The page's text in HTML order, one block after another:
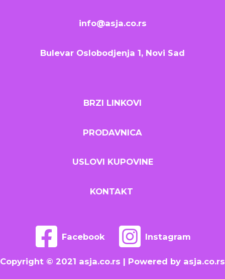
info@asja.co.rs
Bulevar Oslobodjenja 1, Novi Sad
BRZI LINKOVI
PRODAVNICA
USLOVI KUPOVINE
KONTAKT
Facebook Instagram
Copyright © 2021 asja.co.rs | Powered by asja.co.rs